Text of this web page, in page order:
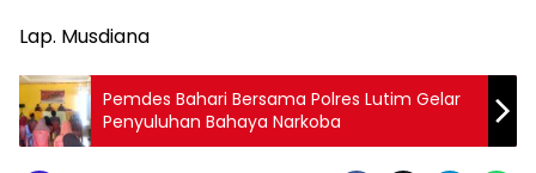
Lap. Musdiana
Pemdes Bahari Bersama Polres Lutim Gelar
Penyuluhan Bahaya Narkoba